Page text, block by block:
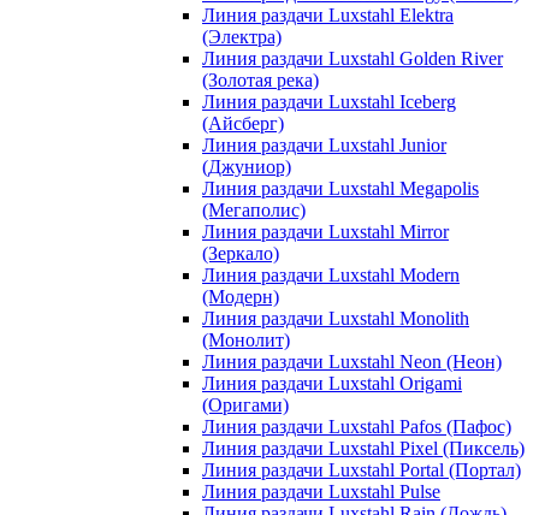
Линия раздачи Luxstahl Elektra
(Электра)
Линия раздачи Luxstahl Golden River
(Золотая река)
Линия раздачи Luxstahl Iceberg
(Айсберг)
Линия раздачи Luxstahl Junior
(Джуниор)
Линия раздачи Luxstahl Megapolis
(Мегаполис)
Линия раздачи Luxstahl Mirror
(Зеркало)
Линия раздачи Luxstahl Modern
(Модерн)
Линия раздачи Luxstahl Monolith
(Монолит)
Линия раздачи Luxstahl Neon (Неон)
Линия раздачи Luxstahl Origami
(Оригами)
Линия раздачи Luxstahl Pafos (Пафос)
Линия раздачи Luxstahl Pixel (Пиксель)
Линия раздачи Luxstahl Portal (Портал)
Линия раздачи Luxstahl Pulse